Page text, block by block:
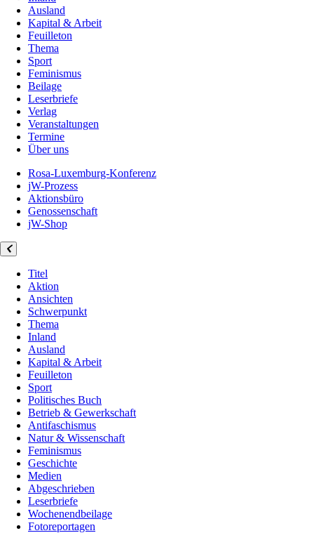
Ausland
Kapital & Arbeit
Feuilleton
Thema
Sport
Feminismus
Beilage
Leserbriefe
Verlag
Veranstaltungen
Termine
Über uns
Rosa-Luxemburg-Konferenz
jW-Prozess
Aktionsbüro
Genossenschaft
jW-Shop
Titel
Aktion
Ansichten
Schwerpunkt
Thema
Inland
Ausland
Kapital & Arbeit
Feuilleton
Sport
Politisches Buch
Betrieb & Gewerkschaft
Antifaschismus
Natur & Wissenschaft
Feminismus
Geschichte
Medien
Abgeschrieben
Leserbriefe
Wochenendbeilage
Fotoreportagen